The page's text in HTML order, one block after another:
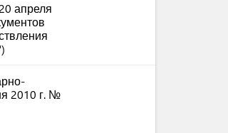
апреля
2010 г. №